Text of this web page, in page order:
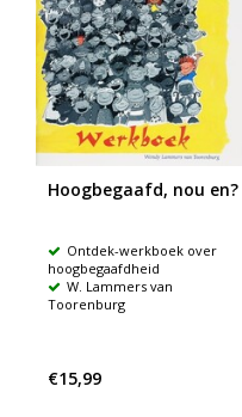
Hoogbegaafd, nou en?
Ontdek-werkboek over
hoogbegaafdheid
W. Lammers van
Toorenburg
€15,99